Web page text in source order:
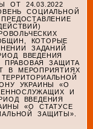
ОТ 24.03.2022
СОЦИАЛЬНОЙ
КОТОРЫЕ
ЗАДАНИЙ
ВВЕДЕНИЯ
ЗАЩИТА
В МЕРОПРИЯТИЯХ
УКРАИНЫ «О
И
ВВЕДЕНИЯ
«О СТАТУСЕ
ЗАЩИТЫ».